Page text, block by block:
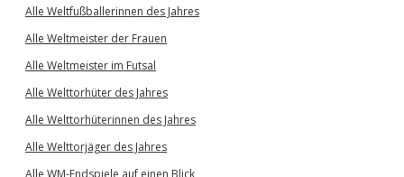
Alle Weltfußballerinnen des Jahres
Alle Weltmeister der Frauen
Alle Weltmeister im Futsal
Alle Welttorhüter des Jahres
Alle Welttorhüterinnen des Jahres
Alle Welttorjäger des Jahres
Alle WM-Endspiele auf einen Blick